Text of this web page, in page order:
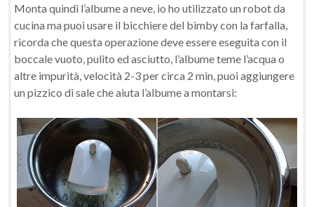
Monta quindi l’albume a neve, io ho utilizzato un robot da
cucina ma puoi usare il bicchiere del bimby con la farfalla,
ricorda che questa operazione deve essere eseguita con il
boccale vuoto, pulito ed asciutto, l’albume teme l’acqua o
altre impurità, velocità 2-3 per circa 2 min, puoi aggiungere
un pizzico di sale che aiuta l’albume a montarsi: